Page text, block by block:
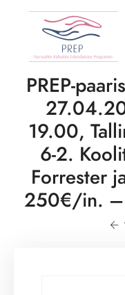
PREP-
19.00,
6-2.
Forrester
250€/in. –